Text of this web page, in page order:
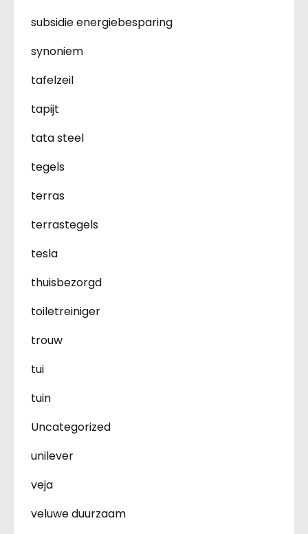
subsidie energiebesparing
synoniem
tafelzeil
tapijt
tata steel
tegels
terras
terrastegels
tesla
thuisbezorgd
toiletreiniger
trouw
tui
tuin
Uncategorized
unilever
veja
veluwe duurzaam